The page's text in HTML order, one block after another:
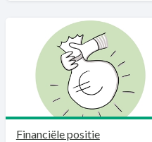
Financiële positie